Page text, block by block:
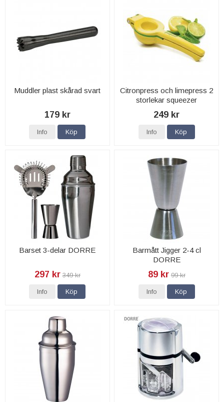
Muddler plast skårad svart
179 kr
Info Köp
Citronpress och limepress 2
storlekar squeezer
249 kr
Info Köp
Barset 3-delar DORRE
297 kr 349 kr
Info Köp
Barmått Jigger 2-4 cl
DORRE
89 kr 99 kr
Info Köp